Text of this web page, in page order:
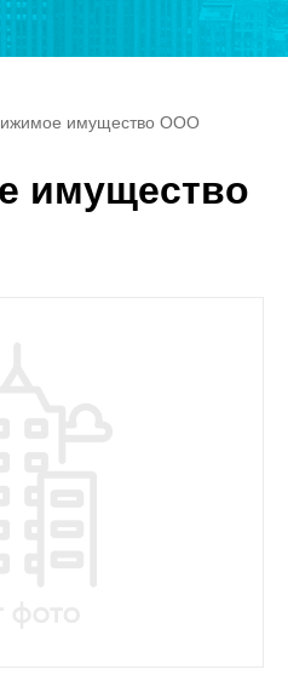
имущество ООО
имущество